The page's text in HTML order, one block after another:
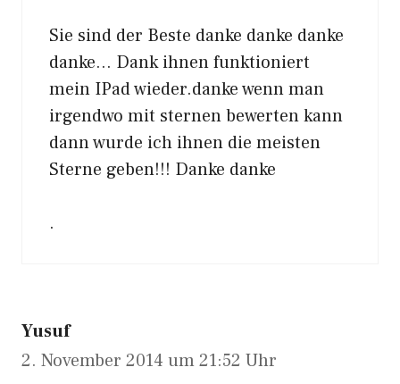
Sie sind der Beste danke danke danke
danke… Dank ihnen funktioniert
mein IPad wieder.danke wenn man
irgendwo mit sternen bewerten kann
dann wurde ich ihnen die meisten
Sterne geben!!! Danke danke
.
Yusuf
2. November 2014 um 21:52 Uhr